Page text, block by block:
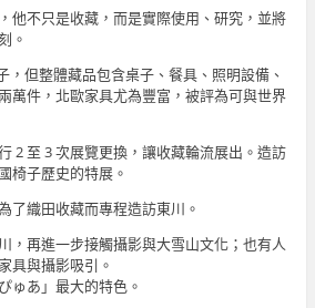
他不只是收藏，而是實際使用、研究，並將
。
，但整體藏品包含桌子、餐具、照明設備、
萬件，北歐家具尤為豐富，被評為可與世界
2 至 3 次展覽更換，讓收藏輪流展出。造訪
椅子歷史的特展。
了織田收藏而專程造訪東川。
再進一步接觸攝影與大雪山文化；也有人
具與攝影吸引。
ゅあ」最大的特色。